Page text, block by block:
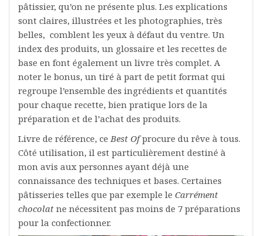
pâtissier, qu’on ne présente plus. Les explications
sont claires, illustrées et les photographies, très
belles, comblent les yeux à défaut du ventre. Un
index des produits, un glossaire et les recettes de
base en font également un livre très complet. A
noter le bonus, un tiré à part de petit format qui
regroupe l’ensemble des ingrédients et quantités
pour chaque recette, bien pratique lors de la
préparation et de l’achat des produits.
Livre de référence, ceBest Ofprocure du rêve à tous.
Côté utilisation, il est particulièrement destiné à
mon avis aux personnes ayant déjà une
connaissance des techniques et bases. Certaines
pâtisseries telles que par exemple le Carrément
chocolat ne nécessitent pas moins de 7 préparations
pour la confectionner.